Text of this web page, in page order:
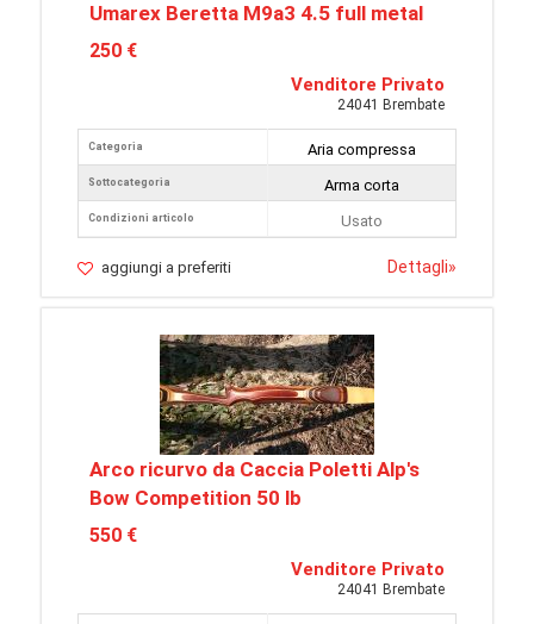
Umarex Beretta M9a3 4.5 full metal
250 €
Venditore Privato
24041 Brembate
Categoria
Sottocategoria
Condizioni articolo
Aria compressa
Arma corta
Usato
aggiungi a preferiti Dettagli»
Arco ricurvo da Caccia Poletti Alp's
Bow Competition 50 lb
550 €
Venditore Privato
24041 Brembate